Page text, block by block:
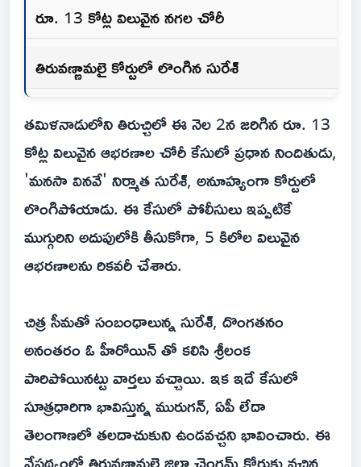
రూ. 13 కోట్ల విలువైన నగల చోరీ
తిరువణ్ణామలై కోర్టులో లొంగిన సురేశ్
తమిళనాడులోని తిరుచ్చిలో ఈ నెల 2న జరిగిన రూ. 13
కోట్ల విలువైన ఆభరణాల చోరీ కేసులో ప్రధాన నిందితుడు,
'మనసా వినవే' నిర్మాత సురేశ్, అనూహ్యంగా కోర్టులో
లొంగిపోయాడు. ఈ కేసులో పోలీసులు ఇప్పటికే
ముగ్గురిని అదుపులోకి తీసుకోగా, 5 కిలోల విలువైన
ఆభరణాలను రికవరీ చేశారు.
చిత్ర సీమతో సంబంధాలున్న సురేశ్, దొంగతనం
అనంతరం ఓ హీరోయిన్ తో కలిసి శ్రీలంక
పారిపోయినట్టు వార్తలు వచ్చాయి. ఇక ఇదే కేసులో
సూత్రధారిగా భావిస్తున్న మురుగన్, ఏపీ లేదా
తెలంగాణలో తలదాచుకుని ఉండవచ్చని భావించారు. ఈ